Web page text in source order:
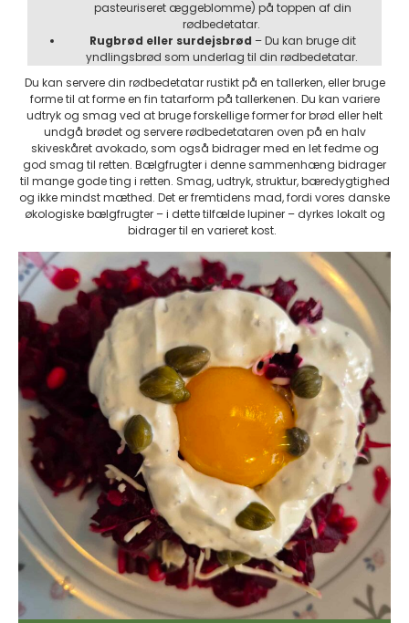
pasteuriseret æggeblomme) på toppen af din
rødbedetatar.
Rugbrød eller surdejsbrød – Du kan bruge dit
yndlingsbrød som underlag til din rødbedetatar.
Du kan servere din rødbedetatar rustikt på en tallerken, eller bruge
forme til at forme en fin tatarform på tallerkenen. Du kan variere
udtryk og smag ved at bruge forskellige former for brød eller helt
undgå brødet og servere rødbedetataren oven på en halv
skiveskåret avokado, som også bidrager med en let fedme og
god smag til retten. Bælgfrugter i denne sammenhæng bidrager
til mange gode ting i retten. Smag, udtryk, struktur, bæredygtighed
og ikke mindst mæthed. Det er fremtidens mad, fordi vores danske
økologiske bælgfrugter – i dette tilfælde lupiner – dyrkes lokalt og
bidrager til en varieret kost.